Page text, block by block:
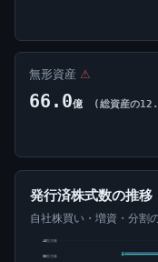
無形資産 ⚠
66.0億 (総資産の
発行済株式数の推移
自社株買い・増資・分割
30百万株
40百万株